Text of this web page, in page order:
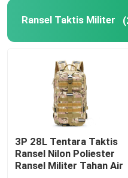
Ransel Taktis Militer
3P 28L Tentara Taktis
Ransel Nilon Poliester
Ransel Militer Tahan Air